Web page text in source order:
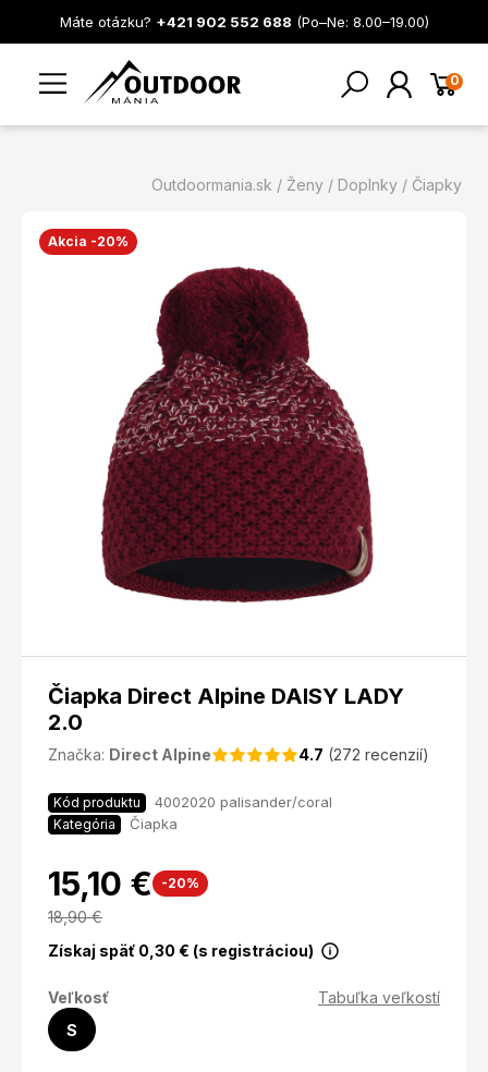
Máte otázku? +421 902 552 688 (Po–Ne: 8.00–19.00)
0
Outdoormania.sk Ženy Doplnky Čiapky
Akcia -20%
Čiapka Direct Alpine DAISY LADY
2.0
Značka: Direct Alpine 4.7 (272 recenzií)
Kód produktu 4002020 palisander/coral
Kategória Čiapka
15,10 € -20%
18,90€
Získaj späť 0,30 € (s registráciou)
Veľkosť
Tabuľka veľkostí
S